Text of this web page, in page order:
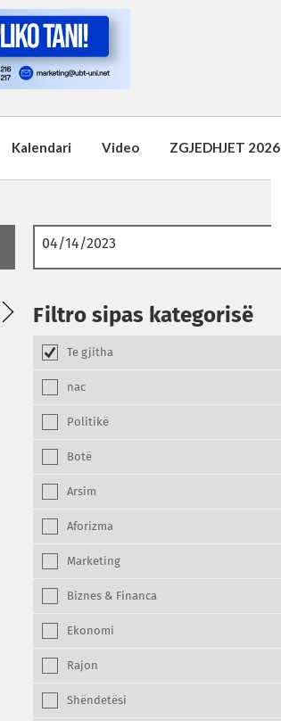
Kalendari Video ZGJEDHJET 2026
03 02 01
Filtro sipas kategorisë
Te gjitha
nac
Politikë
Botë
Arsim
Aforizma
Marketing
Biznes & Financa
Ekonomi
Rajon
Shëndetësi